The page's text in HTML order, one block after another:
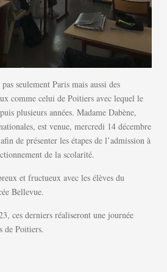
seulement Paris mais aussi des
comme celui de Poitiers avec lequel le
plusieurs années. Madame Dabène,
est venue, mercredi 14 décembre
de présenter les étapes de l’admission à
de la scolarité.
et fructueux avec les élèves du
Bellevue.
ces derniers réaliseront une journée
de Poitiers.